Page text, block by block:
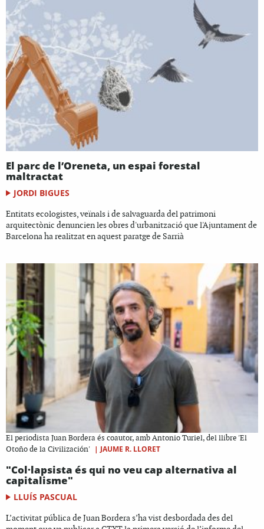
El parc de l’Oreneta, un espai forestal
maltractat
JORDI BIGUES
Entitats ecologistes, veïnals i de salvaguarda del patrimoni
arquitectònic denuncien les obres d'urbanització que l'Ajuntament de
Barcelona ha realitzat en aquest paratge de Sarrià
El periodista Juan Bordera és coautor, amb Antonio Turiel, del llibre 'El
Otoño de la Civilización' | JAUME R. LLORET
"Col·lapsista és qui no veu cap alternativa al
capitalisme"
LLUÍS PASCUAL
L’activitat pública de Juan Bordera s’ha vist desbordada des del